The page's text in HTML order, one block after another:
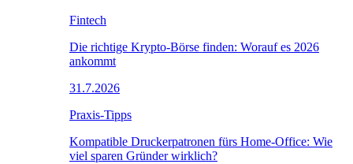
Fintech
Die richtige Krypto-Börse finden: Worauf es 2026
ankommt
31.7.2026
Praxis-Tipps
Kompatible Druckerpatronen fürs Home-Office: Wie
viel sparen Gründer wirklich?